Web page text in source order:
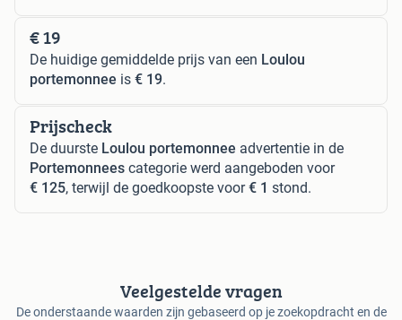
€ 19
De huidige gemiddelde prijs van een Loulou
portemonnee is € 19.
Prijscheck
De duurste Loulou portemonnee advertentie in de
Portemonnees categorie werd aangeboden voor
€ 125, terwijl de goedkoopste voor€ 1 stond.
Veelgestelde vragen
De onderstaande waarden zijn gebaseerd op je zoekopdracht en de